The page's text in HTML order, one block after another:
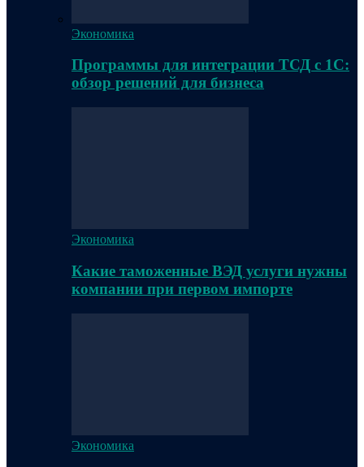
Экономика
Программы для интеграции ТСД с 1С:
обзор решений для бизнеса
Экономика
Какие таможенные ВЭД услуги нужны
компании при первом импорте
Экономика